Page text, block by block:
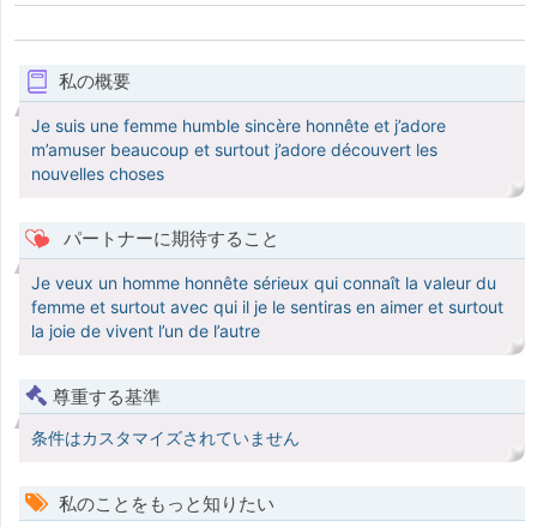
私の概要
Je suis une femme humble sincère honnête et j’adore
m’amuser beaucoup et surtout j’adore découvert les
nouvelles choses
パートナーに期待すること
Je veux un homme honnête sérieux qui connaît la valeur du
femme et surtout avec qui il je le sentiras en aimer et surtout
la joie de vivent l’un de l’autre
尊重する基準
条件はカスタマイズされていません
私のことをもっと知りたい